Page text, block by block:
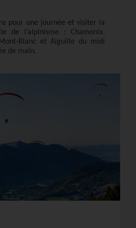
pour une journée et visiter la
de l’alpinisme : Chamonix.
Blanc et Aiguille du midi
de main.